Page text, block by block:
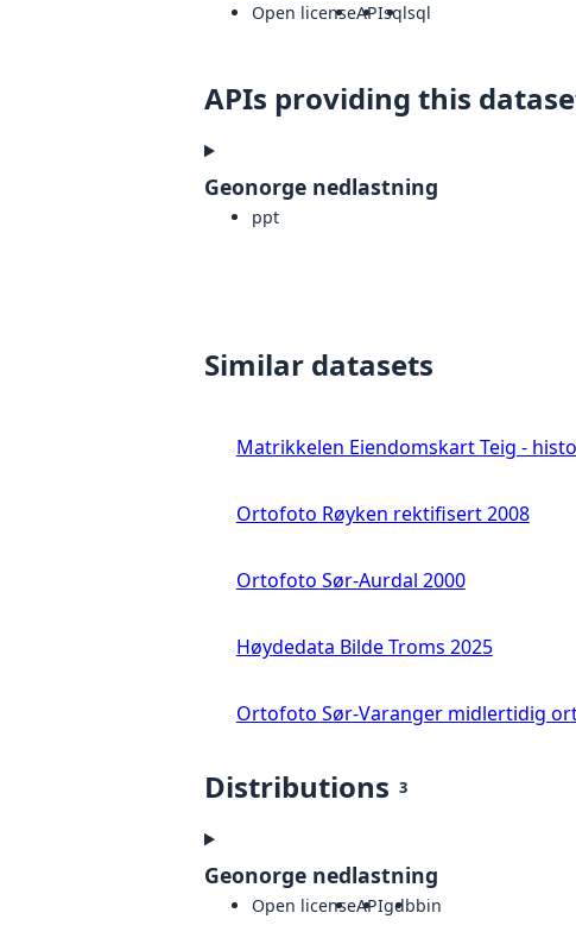
Open licenseAPIsqlsql
APIs providing this
Geonorge nedlastning
ppt
Similar datasets
Matrikkelen Eiendomskart Teig -
Ortofoto Røyken rektifisert 2008
Ortofoto Sør-Aurdal 2000
Høydedata Bilde Troms 2025
Ortofoto Sør-Varanger midlertidig
Distributions 3
Geonorge nedlastning
Open licenseAPIgdbbin